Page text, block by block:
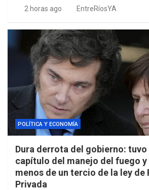
2 horas ago EntreRíosYA
POLÍTICA Y ECONOMÍA
Dura derrota del gobierno: tuvo
capítulo del manejo del fuego y
menos de un tercio de la ley de
Privada